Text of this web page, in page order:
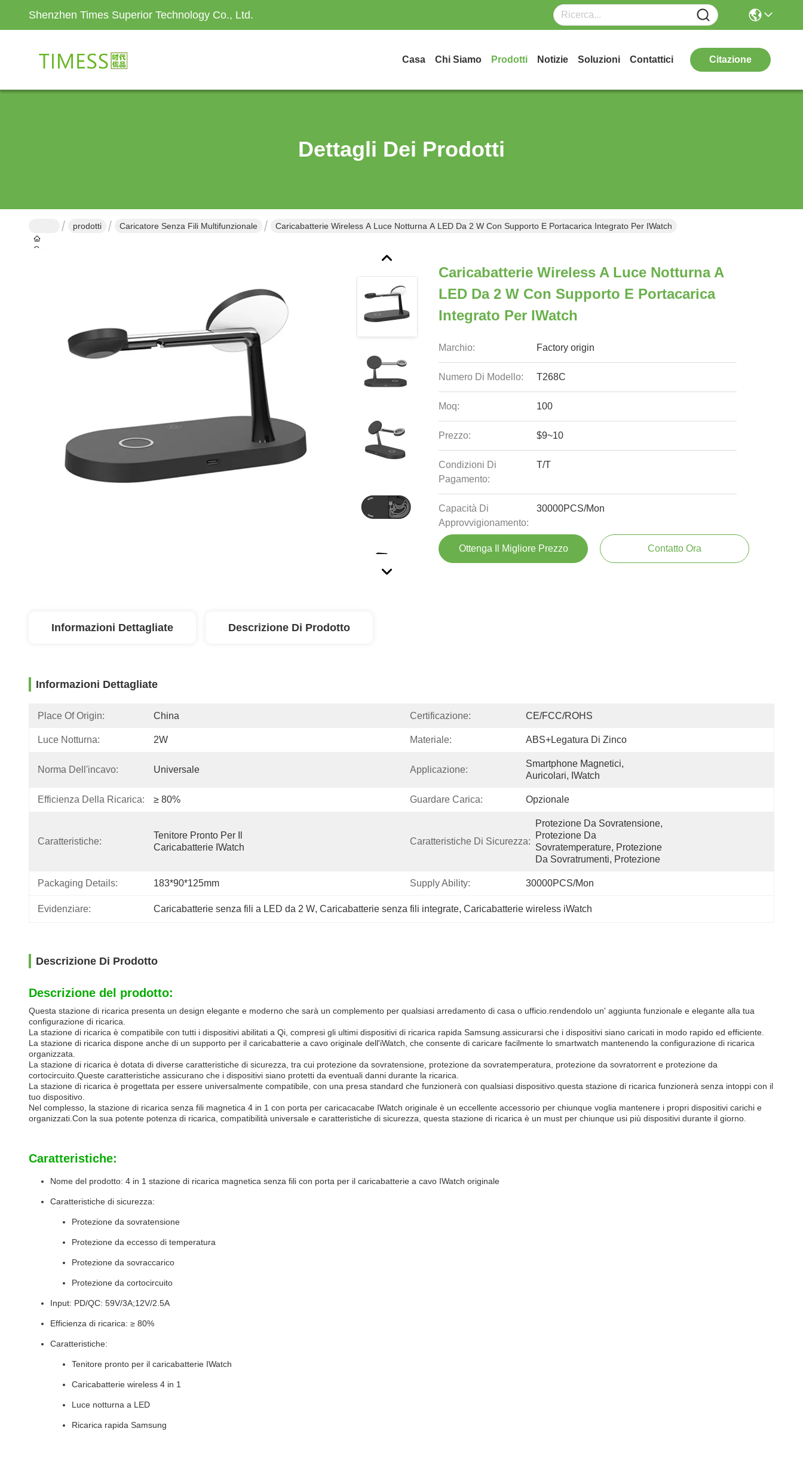
Shenzhen Times Superior Technology Co., Ltd.
Casa Chi Siamo Prodotti Notizie Soluzioni Contattici Citazione
Dettagli Dei Prodotti
Casa
prodotti Caricatore Senza Fili Multifunzionale Caricabatterie Wireless A Luce Notturna A LED Da 2 W Con Supporto E Portacarica Integrato Per IWatch
Caricabatterie Wireless A Luce Notturna A
LED Da 2 W Con Supporto E Portacarica
Integrato Per IWatch
Marchio: Factory origin
Numero Di Modello: T268C
Moq: 100
Prezzo: $9~10
Condizioni Di
Pagamento:
T/T
Capacità Di
Approvvigionamento:
30000PCS/Mon
Ottenga Il Migliore Prezzo Contatto Ora
Informazioni Dettagliate Descrizione Di Prodotto
Informazioni Dettagliate
Place Of Origin: China Certificazione: CE/FCC/ROHS
Luce Notturna: 2W Materiale: ABS+legatura Di Zinco
Norma Dell'incavo: Universale Applicazione:
Smartphone Magnetici,
Auricolari, IWatch
Efficienza Della Ricarica: ≥ 80% Guardare Carica: Opzionale
Caratteristiche:
Tenitore Pronto Per Il
Caricabatterie IWatch
Caratteristiche Di Sicurezza:
Protezione Da Sovratensione,
Protezione Da
Sovratemperature, Protezione
Da Sovratrumenti, Protezione
Packaging Details: 183*90*125mm Supply Ability: 30000PCS/Mon
Evidenziare: Caricabatterie senza fili a LED da 2 W, Caricabatterie senza fili integrate, Caricabatterie wireless iWatch
Descrizione Di Prodotto
Descrizione del prodotto:
Questa stazione di ricarica presenta un design elegante e moderno che sarà un complemento per qualsiasi arredamento di casa o ufficio.rendendolo un' aggiunta funzionale e elegante alla tua
configurazione di ricarica.
La stazione di ricarica è compatibile con tutti i dispositivi abilitati a Qi, compresi gli ultimi dispositivi di ricarica rapida Samsung.assicurarsi che i dispositivi siano caricati in modo rapido ed efficiente.
La stazione di ricarica dispone anche di un supporto per il caricabatterie a cavo originale dell'iWatch, che consente di caricare facilmente lo smartwatch mantenendo la configurazione di ricarica
organizzata.
La stazione di ricarica è dotata di diverse caratteristiche di sicurezza, tra cui protezione da sovratensione, protezione da sovratemperatura, protezione da sovratorrent e protezione da
cortocircuito.Queste caratteristiche assicurano che i dispositivi siano protetti da eventuali danni durante la ricarica.
La stazione di ricarica è progettata per essere universalmente compatibile, con una presa standard che funzionerà con qualsiasi dispositivo.questa stazione di ricarica funzionerà senza intoppi con il
tuo dispositivo.
Nel complesso, la stazione di ricarica senza fili magnetica 4 in 1 con porta per caricacacabe IWatch originale è un eccellente accessorio per chiunque voglia mantenere i propri dispositivi carichi e
organizzati.Con la sua potente potenza di ricarica, compatibilità universale e caratteristiche di sicurezza, questa stazione di ricarica è un must per chiunque usi più dispositivi durante il giorno.
Caratteristiche:
Nome del prodotto: 4 in 1 stazione di ricarica magnetica senza fili con porta per il caricabatterie a cavo IWatch originale
Caratteristiche di sicurezza:
Protezione da sovratensione
Protezione da eccesso di temperatura
Protezione da sovraccarico
Protezione da cortocircuito
Input: PD/QC: 59V/3A;12V/2.5A
Efficienza di ricarica: ≥ 80%
Caratteristiche:
Tenitore pronto per il caricabatterie IWatch
Caricabatterie wireless 4 in 1
Luce notturna a LED
Ricarica rapida Samsung